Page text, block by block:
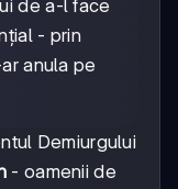
de a-l face
- prin
anula pe
Demiurgului
- oamenii de